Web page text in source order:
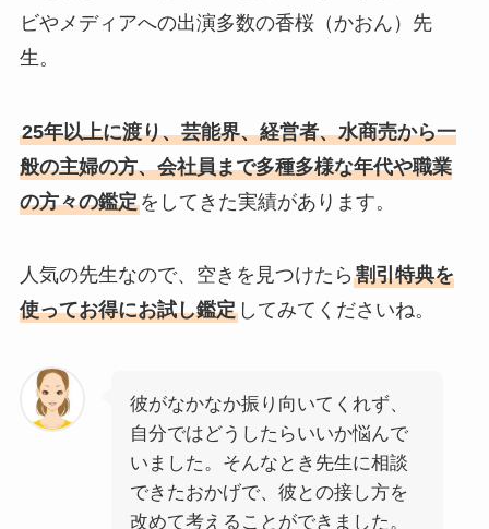
ビやメディアへの出演多数の香桜（かおん）先
生。
25年以上に渡り、芸能界、経営者、水商売から一
般の主婦の方、会社員まで多種多様な年代や職業
の方々の鑑定をしてきた実績があります。
人気の先生なので、空きを見つけたら 割引特典を
使ってお得にお試し鑑定してみてくださいね。
彼がなかなか振り向いてくれず、
自分ではどうしたらいいか悩んで
いました。そんなとき先生に相談
できたおかげで、彼との接し方を
改めて考えることができました。